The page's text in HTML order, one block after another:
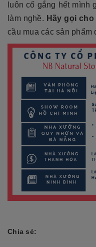
luôn cố gắng hết
làm nghề. Hãy gọi
cầu mua các sản phẩm
Chia sẻ: